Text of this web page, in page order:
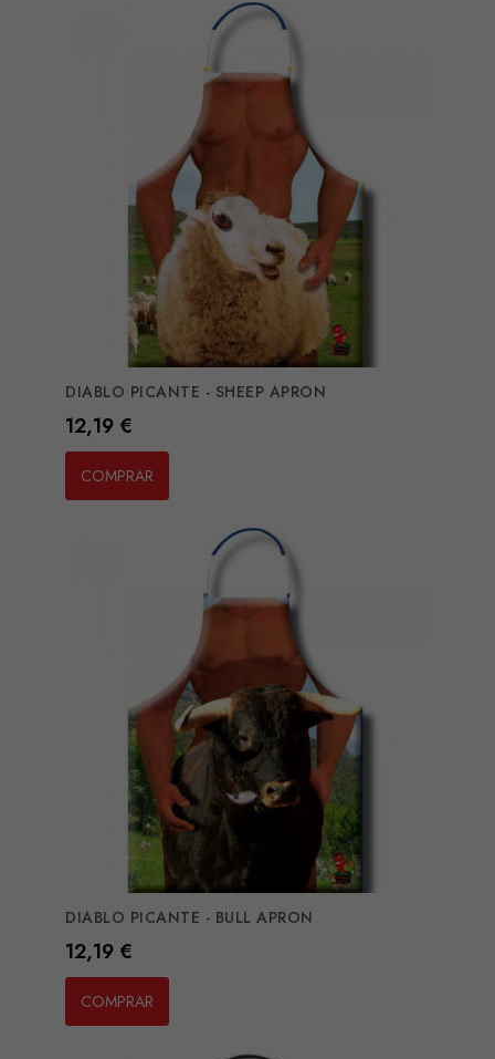
DIABLO PICANTE - SHEEP APRON
Preço
12,19 €
COMPRAR
DIABLO PICANTE - BULL APRON
Preço
12,19 €
COMPRAR